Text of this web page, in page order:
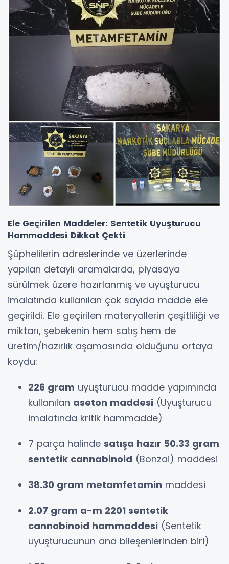
Ele Geçirilen Maddeler: Sentetik Uyuşturucu
Hammaddesi Dikkat Çekti
Şüphelilerin adreslerinde ve üzerlerinde
yapılan detaylı aramalarda, piyasaya
sürülmek üzere hazırlanmış ve uyuşturucu
imalatında kullanılan çok sayıda madde ele
geçirildi. Ele geçirilen materyallerin çeşitliliği ve
miktarı, şebekenin hem satış hem de
üretim/hazırlık aşamasında olduğunu ortaya
koydu:
226 gram uyuşturucu madde yapımında
kullanılan aseton maddesi (Uyuşturucu
imalatında kritik hammadde)
7 parça halinde satışa hazır 50.33 gram
sentetik cannabinoid (Bonzai) maddesi
38.30 gram metamfetamin maddesi
2.07 gram a-m 2201 sentetik
cannobinoid hammaddesi (Sentetik
uyuşturucunun ana bileşenlerinden biri)